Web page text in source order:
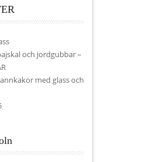
och jordgubbar –
med glass och